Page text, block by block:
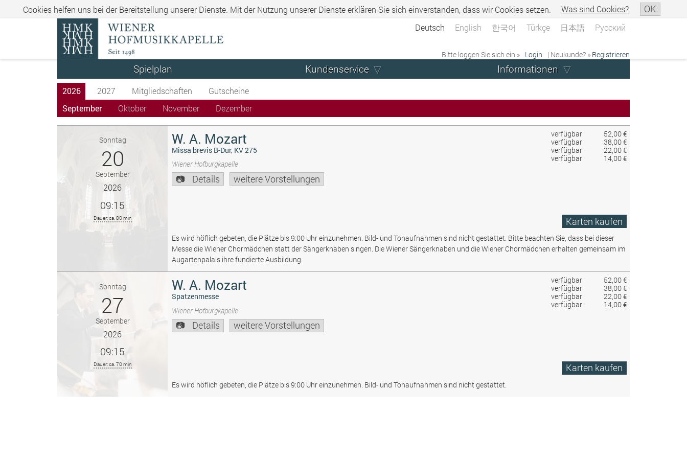
Cookies helfen uns bei der Bereitstellung unserer Dienste. Mit der Nutzung unserer Dienste erklären Sie sich einverstanden, dass wir Cookies setzen. Was sind Cookies? OK
Deutsch English 한국어 Türkçe 日本語 Русский
Bitte loggen Sie sich ein » Login | Neukunde? » Registrieren
Spielplan Kundenservice Informationen
2026 2027 Mitgliedschaften
Gutscheine
September
Oktober November Dezember
verfügbar
52,00 €
verfügbar
38,00 €
verfügbar
22,00 €
verfügbar
14,00 €
Sonntag
20
September
2026
09:15
Dauer: ca. 80 min
W. A. Mozart
Missa brevis B-Dur, KV 275
Wiener Hofburgkapelle
Details weitere Vorstellungen
Karten kaufen
Es wird höflich gebeten, die Plätze bis 9:00 Uhr einzunehmen. Bild- und Tonaufnahmen sind nicht gestattet. Bitte beachten Sie, dass bei dieser
Messe die Wiener Chormädchen statt der Sängerknaben singen. Die Wiener Sängerknaben und die Wiener Chormädchen erhalten gemeinsam im
Augartenpalais ihre fundierte Ausbildung.
verfügbar
52,00 €
verfügbar
38,00 €
verfügbar
22,00 €
verfügbar
14,00 €
Sonntag
27
September
2026
09:15
Dauer: ca. 70 min
W. A. Mozart
Spatzenmesse
Wiener Hofburgkapelle
Details weitere Vorstellungen
Karten kaufen
Es wird höflich gebeten, die Plätze bis 9:00 Uhr einzunehmen. Bild- und Tonaufnahmen sind nicht gestattet.